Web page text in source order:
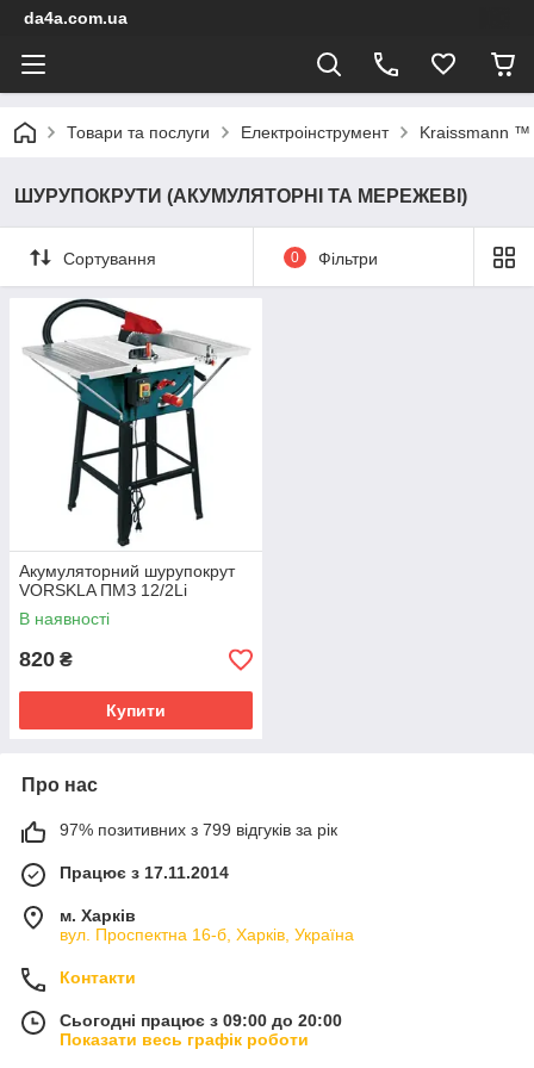
da4a.com.ua
Товари та послуги Електроінструмент Kraissmann ™
ШУРУПОКРУТИ (АКУМУЛЯТОРНІ ТА МЕРЕЖЕВІ)
Сортування 0 Фільтри
Акумуляторний шурупокрут
VORSKLA ПМЗ 12/2Li
В наявності
820 ₴
Купити
Про нас
97% позитивних з 799 відгуків за рік
Працює з 17.11.2014
м. Харків
вул. Проспектна 16-б, Харків, Україна
Контакти
Сьогодні працює з 09:00 до 20:00
Показати весь графік роботи